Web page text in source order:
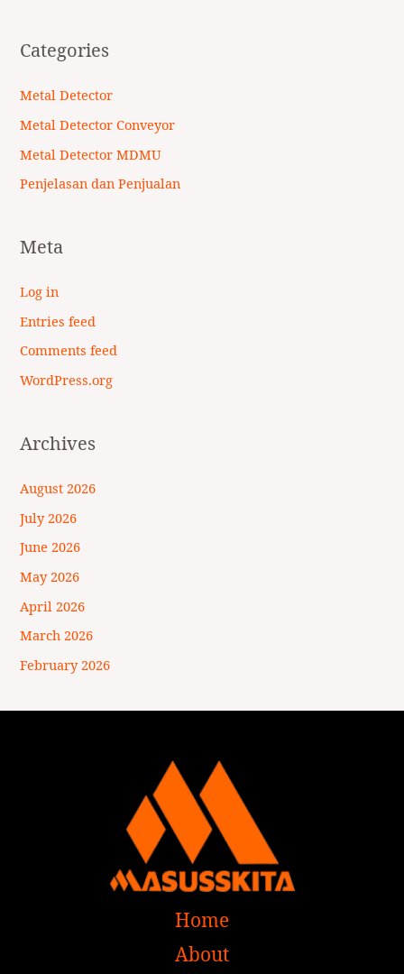
Categories
Metal Detector
Metal Detector Conveyor
Metal Detector MDMU
Penjelasan dan Penjualan
Meta
Log in
Entries feed
Comments feed
WordPress.org
Archives
August 2026
July 2026
June 2026
May 2026
April 2026
March 2026
February 2026
Home
About